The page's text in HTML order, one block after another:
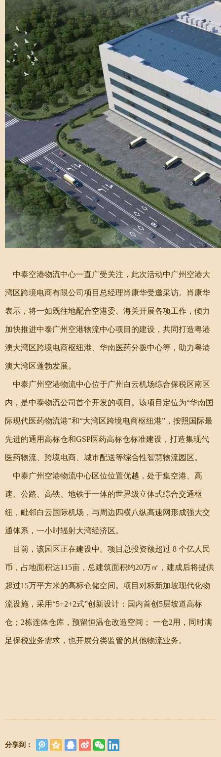
中泰空港物流中心一直广受关注，此次活动中广州空港大
湾区跨境电商有限公司项目总经理肖康华受邀采访。肖康华
表示，将一如既往地配合空港委、海关开展各项工作，倾力
加快推进中泰广州空港物流中心项目的建设，共同打造粤港
澳大湾区跨境电商枢纽港、华南医药分拨中心等，助力粤港
澳大湾区蓬勃发展。
中泰广州空港物流中心位于广州白云机场综合保税区南区
内，是中泰物流公司首个开发的项目。该项目定位为“华南国
际现代医药物流港”和“大湾区跨境电商枢纽港”，按照国际最
先进的通用高标仓和GSP医药高标仓标准建设，打造集现代
医药物流、跨境电商、城市配送等综合性智慧物流园区。
中泰广州空港物流中心区位位置优越，处于集空港、高
速、公路、高铁、地铁于一体的世界级立体式综合交通枢
纽，毗邻白云国际机场，与周边四横八纵高速网形成强大交
通体系，一小时辐射大湾经济区。
目前，该园区正在建设中。项目总投资额超过 8 个亿人民
币，占地面积达115亩，总建筑面积约20万㎡，建成后将提供
超过15万平方米的高标仓储空间。项目对标新加坡现代化物
流设施，采用“5+2+2式”创新设计：国内首创5层坡道高标
仓；2栋连体仓库，预留恒温仓改造空间； 一仓2用，同时满
足保税业务需求，也开展分类监管的其他物流业务。
分享到：